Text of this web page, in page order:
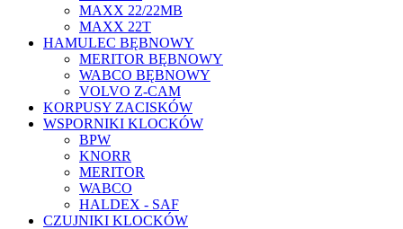
MAXX 22/22MB
MAXX 22T
HAMULEC BĘBNOWY
MERITOR BĘBNOWY
WABCO BĘBNOWY
VOLVO Z-CAM
KORPUSY ZACISKÓW
WSPORNIKI KLOCKÓW
BPW
KNORR
MERITOR
WABCO
HALDEX - SAF
CZUJNIKI KLOCKÓW